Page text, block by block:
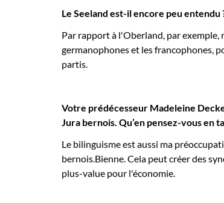
Le Seeland est-il encore peu entendu
Par rapport à l'Oberland, par exemple,
germanophones et les francophones,
partis.
Votre prédécesseur Madeleine
Jura bernois. Qu’en pensez-vous en
Le bilinguisme est aussi ma
bernois.Bienne. Cela peut créer des
plus-value pour l'économie.